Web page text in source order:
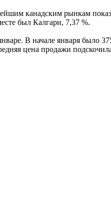
канадским рынкам
был Калгари, 7,37 %.
В начале января было
цена продажи